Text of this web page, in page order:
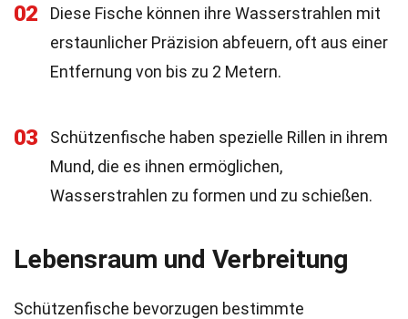
02
Diese Fische können ihre Wasserstrahlen mit
erstaunlicher Präzision abfeuern, oft aus einer
Entfernung von bis zu 2 Metern.
03
Schützenfische haben spezielle Rillen in ihrem
Mund, die es ihnen ermöglichen,
Wasserstrahlen zu formen und zu schießen.
Lebensraum und Verbreitung
Schützenfische bevorzugen bestimmte